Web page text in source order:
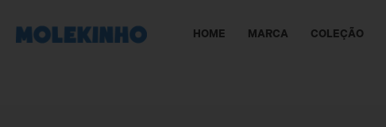
HOME MARCA COLEÇÃO